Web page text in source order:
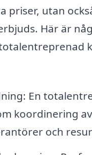
priser, utan
Här är
En
koordinering
och